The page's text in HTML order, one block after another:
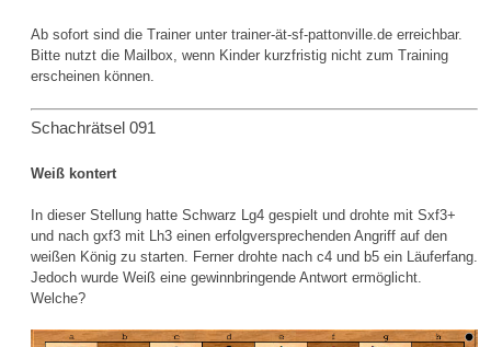
Ab sofort sind die Trainer unter trainer-ät-sf-pattonville.de erreichbar.
Bitte nutzt die Mailbox, wenn Kinder kurzfristig nicht zum Training
erscheinen können.
Schachrätsel 091
Weiß kontert
In dieser Stellung hatte Schwarz Lg4 gespielt und drohte mit Sxf3+
und nach gxf3 mit Lh3 einen erfolgversprechenden Angriff auf den
weißen König zu starten. Ferner drohte nach c4 und b5 ein Läuferfang.
Jedoch wurde Weiß eine gewinnbringende Antwort ermöglicht.
Welche?